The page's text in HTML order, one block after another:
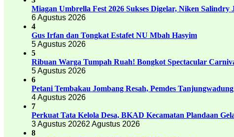
Miagan Umbrella Fest 2026 Sukses Digelar, Niken
6 Agustus 2026
4
Gus Irfan dan Tongkat Estafet NU Mbah Hasyim
5 Agustus 2026
5
Ribuan Warga Tumpah Ruah! Bongkot Spectacular
5 Agustus 2026
6
Petani Tembakau Jombang Resah, Pemdes
4 Agustus 2026
7
Perkuat Tata Kelola Desa, BKAD Kecamatan Plandaan
3 Agustus 20262 Agustus 2026
8